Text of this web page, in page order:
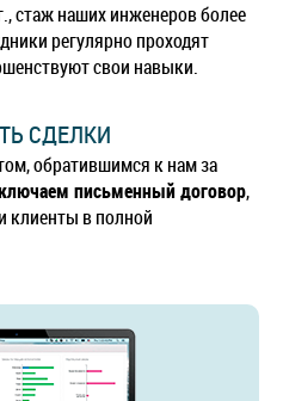
стаж наших инженеров более
регулярно проходят
свои навыки.
СДЕЛКИ
обратившимся к нам за
письменный договор,
клиенты в полной